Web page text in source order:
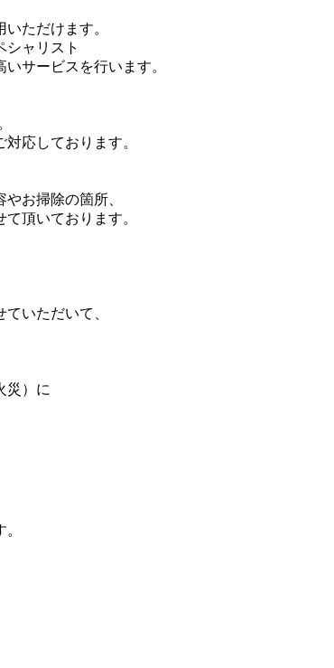
ただけます。
シャリスト
サービスを行います。
応しております。
お掃除の箇所、
頂いております。
いただいて、
災）に